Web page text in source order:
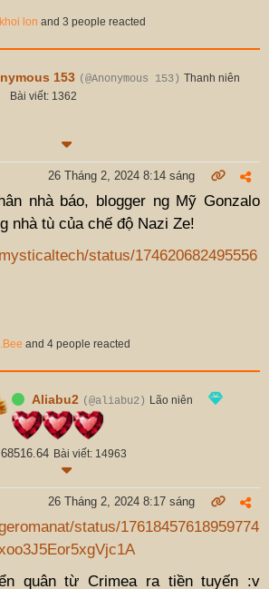
lon and 3 people reacted
153 (@Anonymous 153) Thanh niên
Bài viết: 1362
26 Tháng 2, 2024 8:14 sáng
nhà báo, blogger ng Mỹ Gonzalo
nhà tù của chế độ Nazi Ze!
status/174620682495556
and 4 people reacted
Aliabu2 (@aliabu2) Lão niên
Bài viết: 14963
26 Tháng 2, 2024 8:17 sáng
status/17618457618959774
quân từ Crimea ra tiền tuyến :v